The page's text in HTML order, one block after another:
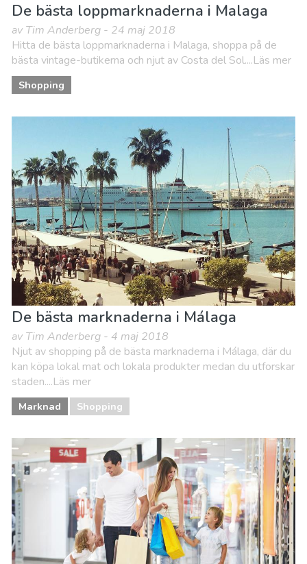
De bästa loppmarknaderna i Malaga
av Tim Anderberg - 24 maj 2018
Hitta de bästa loppmarknaderna i Malaga, shoppa på de
bästa vintage-butikerna och njut av Costa del Sol....Läs mer
Shopping
De bästa marknaderna i Málaga
av Tim Anderberg - 4 maj 2018
Njut av shopping på de bästa marknaderna i Málaga, där du
kan köpa lokal mat och lokala produkter medan du utforskar
staden....Läs mer
Marknad Shopping